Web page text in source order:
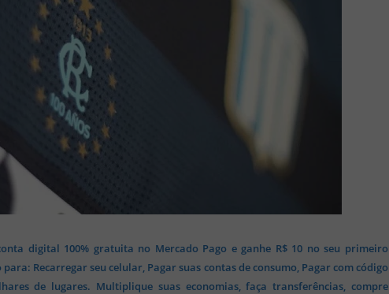
digital 100% gratuita no Mercado Pago e ganhe R$ 10 no seu primeiro
Recarregar seu celular, Pagar suas contas de consumo, Pagar com código
de lugares. Multiplique suas economias, faça transferências, compre